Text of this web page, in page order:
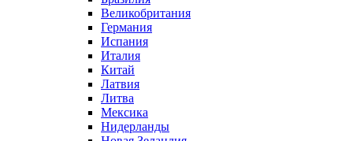
Великобритания
Германия
Испания
Италия
Китай
Латвия
Литва
Мексика
Нидерланды